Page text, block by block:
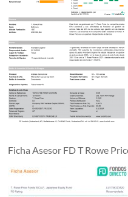
Ficha Asesor FD T Rowe